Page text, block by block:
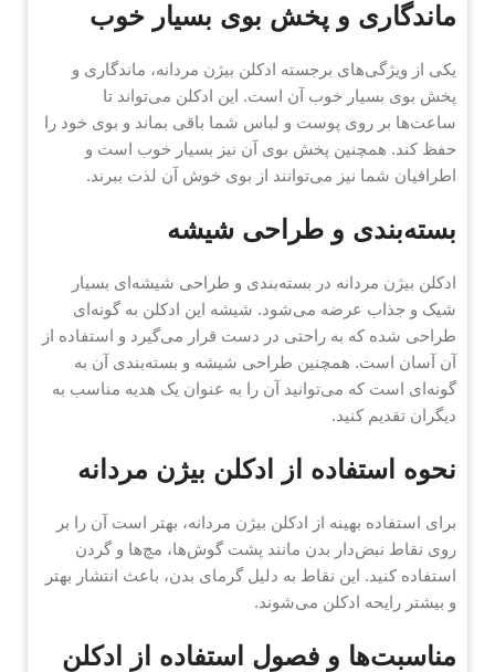
ماندگاری و پخش بوی بسیار خوب
یکی از ویژگی‌های برجسته ادکلن بیژن مردانه، ماندگاری و
پخش بوی بسیار خوب آن است. این ادکلن می‌تواند تا
ساعت‌ها بر روی پوست و لباس شما باقی بماند و بوی خود را
حفظ کند. همچنین پخش بوی آن نیز بسیار خوب است و
اطرافیان شما نیز می‌توانند از بوی خوش آن لذت ببرند.
بسته‌بندی و طراحی شیشه
ادکلن بیژن مردانه در بسته‌بندی و طراحی شیشه‌ای بسیار
شیک و جذاب عرضه می‌شود. شیشه این ادکلن به گونه‌ای
طراحی شده که به راحتی در دست قرار می‌گیرد و استفاده از
آن آسان است. همچنین طراحی شیشه و بسته‌بندی آن به
گونه‌ای است که می‌توانید آن را به عنوان یک هدیه مناسب به
دیگران تقدیم کنید.
نحوه استفاده از ادکلن بیژن مردانه
برای استفاده بهینه از ادکلن بیژن مردانه، بهتر است آن را بر
روی نقاط نبض‌دار بدن مانند پشت گوش‌ها، مچ‌ها و گردن
استفاده کنید. این نقاط به دلیل گرمای بدن، باعث انتشار بهتر
و بیشتر رایحه ادکلن می‌شوند.
مناسبت‌ها و فصول استفاده از ادکلن